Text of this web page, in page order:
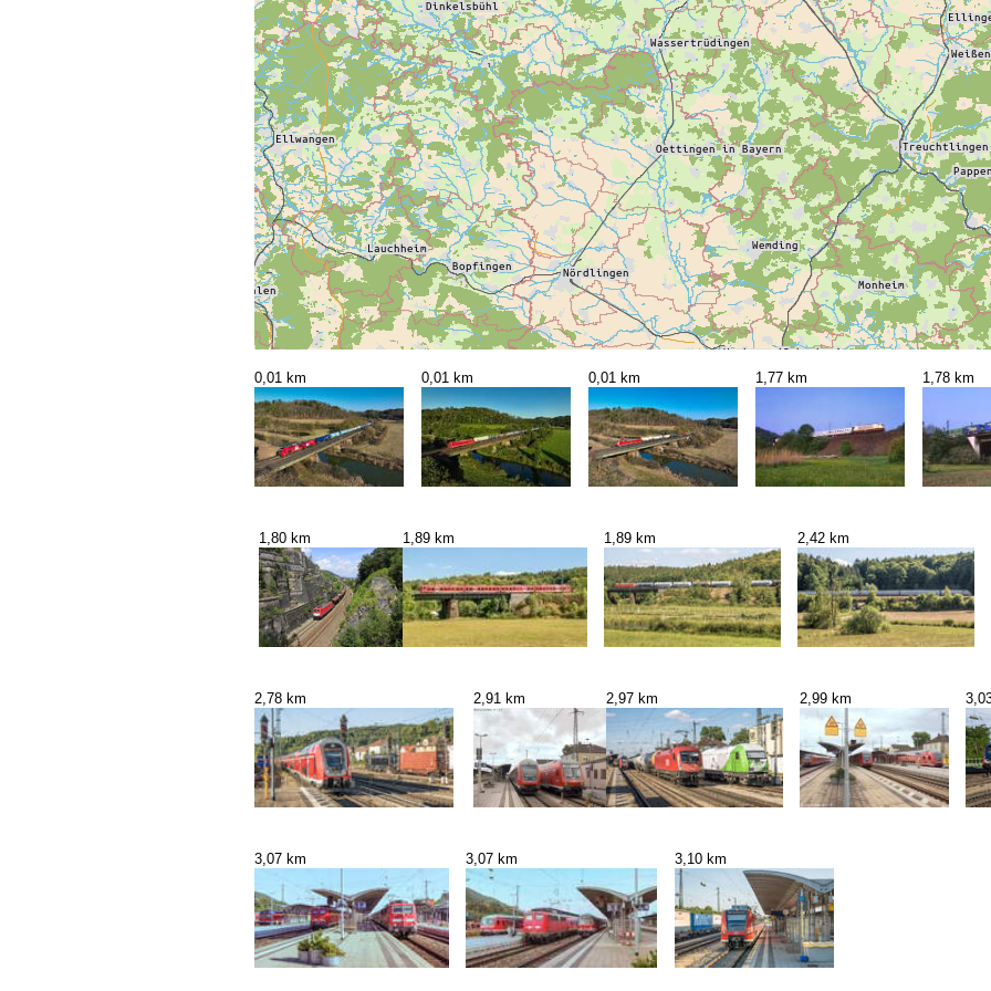
0,01 km 0,01 km 0,01 km 1,77 km 1,78 km
1,80 km 1,89 km 1,89 km 2,42 km
2,78 km 2,91 km 2,97 km 2,99 km
3,07 km 3,07 km 3,10 km